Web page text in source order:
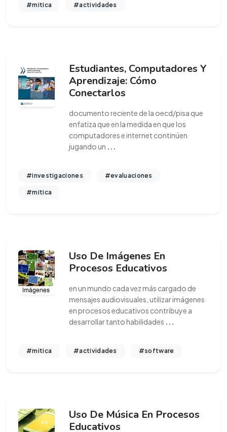
#mitica #actividades
Estudiantes, Computadores Y
Aprendizaje: Cómo
Conectarlos
documento reciente de la oecd/pisa que
enfatiza que en la medida en que los
computadores e internet continúen
jugando un ...
#investigaciones #evaluaciones
#mitica
Uso De Imágenes En
Procesos Educativos
en un mundo cada vez más cargado de
mensajes audiovisuales, utilizar imágenes
en procesos educativos contribuye a
desarrollar tanto habilidades ...
#mitica #actividades #software
Uso De Música En Procesos
Educativos